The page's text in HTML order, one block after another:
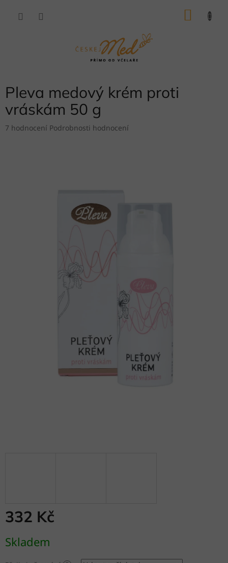
Pleva medový krém proti
vráskám 50 g
Průměrné
7 hodnocení Podrobnosti hodnocení
332 Kč
cena:
Skladem